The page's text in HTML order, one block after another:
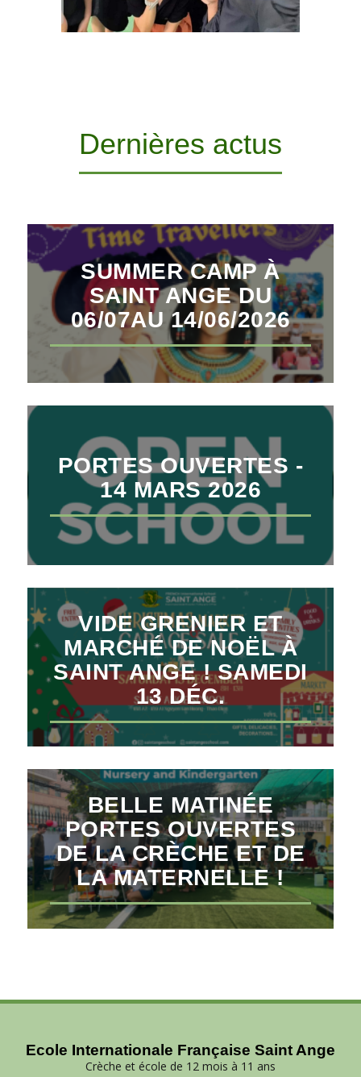
Dernières actus
SUMMER CAMP À
SAINT ANGE DU
06/07AU 14/06/2026
PORTES OUVERTES -
14 MARS 2026
VIDE GRENIER ET
MARCHÉ DE NOËL À
SAINT ANGE ! SAMEDI
13 DÉC.
BELLE MATINÉE
PORTES OUVERTES
DE LA CRÈCHE ET DE
LA MATERNELLE !
Ecole Internationale Française Saint Ange
Crèche et école de 12 mois à 11 ans